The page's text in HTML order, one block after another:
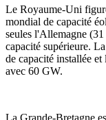
Le Royaume-Uni
mondial de capacité
seules l'Allemagne
capacité supérieure.
de capacité installée
avec 60 GW.